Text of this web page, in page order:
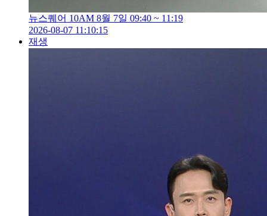
뉴스퀘어 10AM 8월 7일 09:40 ~ 11:19
2026-08-07 11:10:15
재생